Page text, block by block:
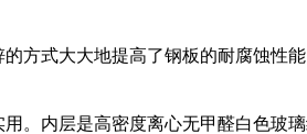
式大大地提高了钢板的耐腐蚀性
内层是高密度离心无甲醛白色玻